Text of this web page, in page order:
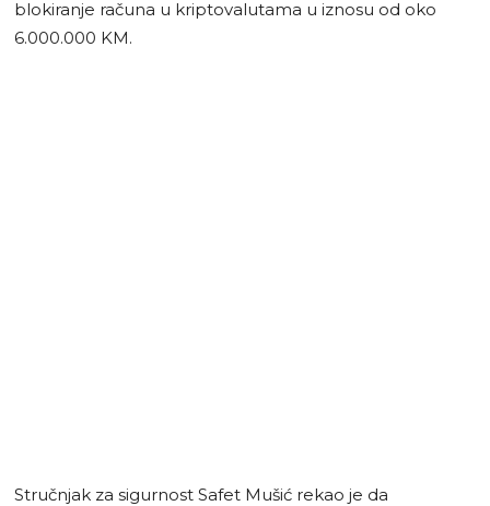
blokiranje računa u kriptovalutama u iznosu od oko
6.000.000 KM.
Stručnjak za sigurnost Safet Mušić rekao je da